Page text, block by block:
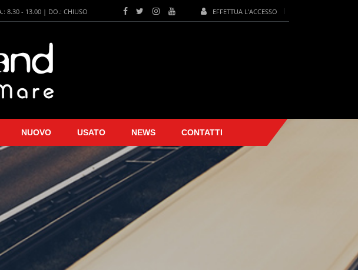
EFFETTUA L'ACCESSO
8.30 - 13.00 | DO.: CHIUSO
NUOVO USATO NEWS CONTATTI